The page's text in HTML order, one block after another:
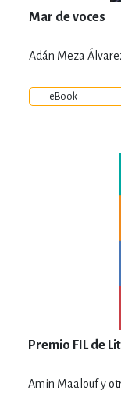
Mar de voces
Adán Meza
eBook
Premio FIL de
Amin Maalouf y